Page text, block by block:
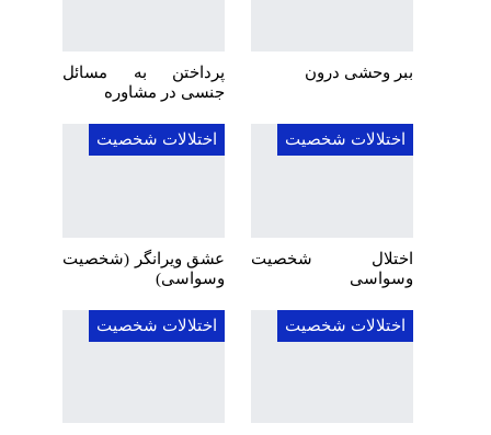
ببر وحشی درون
پرداختن به مسائل
جنسی در مشاوره
اختلالات شخصیت
اختلال شخصیت
وسواسی
اختلالات شخصیت
عشق ویرانگر (شخصیت
وسواسی)
اختلالات شخصیت اختلالات شخصیت